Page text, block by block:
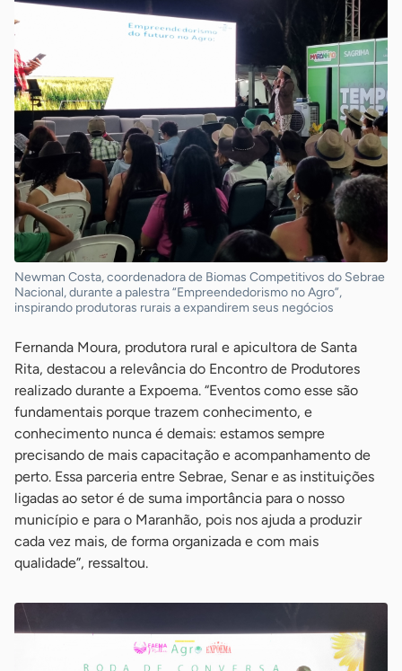
Newman Costa, coordenadora de Biomas Competitivos do Sebrae
Nacional, durante a palestra “Empreendedorismo no Agro”,
inspirando produtoras rurais a expandirem seus negócios
Fernanda Moura, produtora rural e apicultora de Santa
Rita, destacou a relevância do Encontro de Produtores
realizado durante a Expoema. “Eventos como esse são
fundamentais porque trazem conhecimento, e
conhecimento nunca é demais: estamos sempre
precisando de mais capacitação e acompanhamento de
perto. Essa parceria entre Sebrae, Senar e as instituições
ligadas ao setor é de suma importância para o nosso
município e para o Maranhão, pois nos ajuda a produzir
cada vez mais, de forma organizada e com mais
qualidade”, ressaltou.